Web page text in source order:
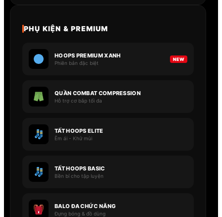
PHỤ KIỆN & PREMIUM
HOOPS PREMIUM XANH
Phiên bản đặc biệt
NEW
QUẦN COMBAT COMPRESSION
Hỗ trợ cơ bắp tối đa
TẤT HOOPS ELITE
Êm ái - Khử mùi
TẤT HOOPS BASIC
Bền bỉ cho tập luyện
BALO ĐA CHỨC NĂNG
Đựng bóng & đồ dùng